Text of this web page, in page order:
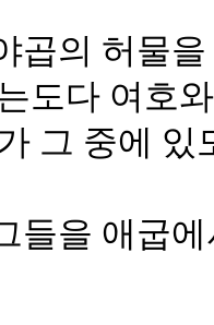
곱의 허물
도다 여호
그 중에 있
들을 애굽